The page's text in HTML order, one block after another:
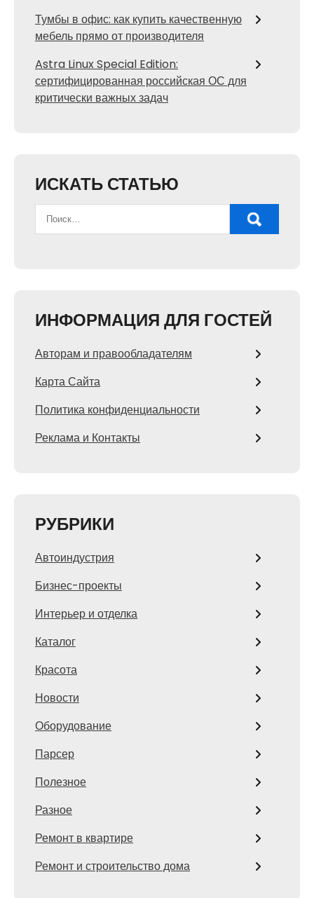
Тумбы в офис: как купить качественную
мебель прямо от производителя
Astra Linux Special Edition:
сертифицированная российская ОС для
критически важных задач
ИСКАТЬ СТАТЬЮ
ИНФОРМАЦИЯ ДЛЯ ГОСТЕЙ
Авторам и правообладателям
Карта Сайта
Политика конфиденциальности
Реклама и Контакты
РУБРИКИ
Автоиндустрия
Бизнес-проекты
Интерьер и отделка
Каталог
Красота
Новости
Оборудование
Парсер
Полезное
Разное
Ремонт в квартире
Ремонт и строительство дома